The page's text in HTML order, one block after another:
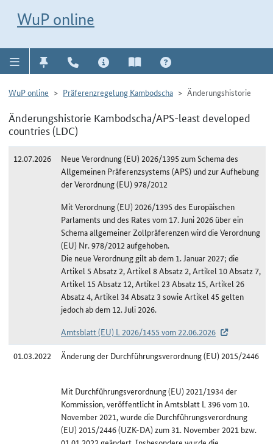
WuP online
WuP online Präferenzregelung Kambodscha Änderungshistorie
Änderungshistorie Kambodscha/APS-least developed
countries (LDC)
12.07.2026
Neue Verordnung (EU) 2026/1395 zum Schema des
Allgemeinen Präferenzsystems (APS) und zur Aufhebung
der Verordnung (EU) 978/2012
Mit Verordnung (EU) 2026/1395 des Europäischen
Parlaments und des Rates vom 17. Juni 2026 über ein
Schema allgemeiner Zollpräferenzen wird die Verordnung
(EU) Nr. 978/2012 aufgehoben.
Die neue Verordnung gilt ab dem 1. Januar 2027; die
Artikel 5 Absatz 2, Artikel 8 Absatz 2, Artikel 10 Absatz 7,
Artikel 15 Absatz 12, Artikel 23 Absatz 15, Artikel 26
Absatz 4, Artikel 34 Absatz 3 sowie Artikel 45 gelten
jedoch ab dem 12. Juli 2026.
Amtsblatt (EU) L 2026/1455 vom 22.06.2026
01.03.2022
Änderung der Durchführungsverordnung (EU) 2015/2446
Mit Durchführungsverordnung (EU) 2021/1934 der
Kommission, veröffentlicht in Amtsblatt L 396 vom 10.
November 2021, wurde die Durchführungsverordnung
(EU) 2015/2446 (UZK-DA) zum 31. November 2021 bzw.